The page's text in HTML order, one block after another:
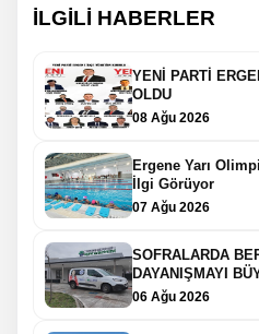
İLGİLİ HABERLER
YENİ PARTİ
OLDU
08 Ağu 2026
Ergene Yarı
İlgi Görüyor
07 Ağu 2026
SOFRALARDA
DAYANIŞMAYI
06 Ağu 2026